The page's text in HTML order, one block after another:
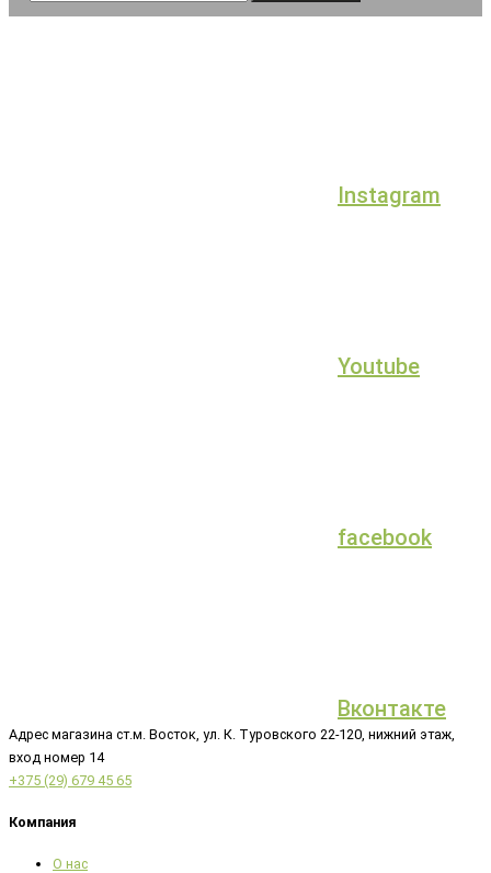
Instagram
Youtube
facebook
Вконтакте
Адрес магазина ст.м. Восток, ул. К. Туровского 22-120, нижний этаж,
вход номер 14
+375 (29) 679 45 65
Компания
О нас